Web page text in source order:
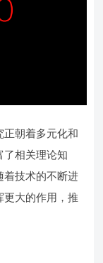
正朝着多元化和
了相关理论知
着技术的不断进
更大的作用，推